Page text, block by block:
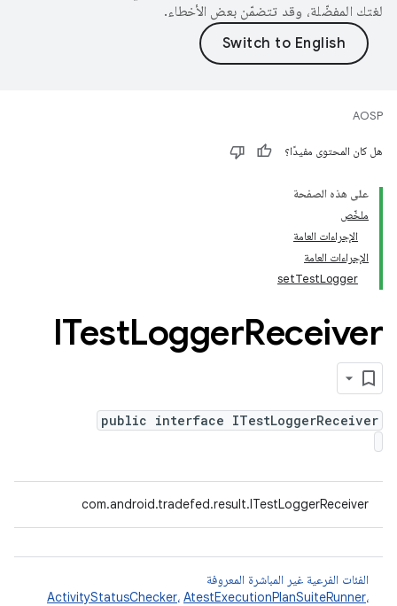
لغتك المفضّلة، وقد تتضمّن بعض الأخطاء.
AOSP
هل كان المحتوى مفيدًا؟
على هذه الصفحة
ملخّص
الإجراءات العامة
الإجراءات العامة
setTestLogger
‫ITestLoggerReceiver
public interface ITestLoggerReceiver
‫com.android.tradefed.result.ITestLoggerReceiver
الفئات الفرعية غير المباشرة المعروفة
ActivityStatusChecker، AtestExecutionPlanSuiteRunner،